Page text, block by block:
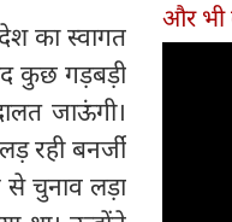
का स्वागत
कुछ गड़बड़ी
जाऊंगी।
रही बनर्जी
से चुनाव लड़ा
और भी